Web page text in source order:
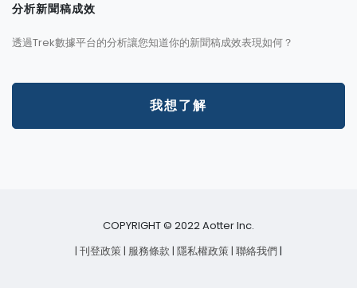
分析新聞稿成效
透過Trek數據平台的分析讓您知道你的新聞稿成效表現如何？
我想了解
COPYRIGHT © 2022 Aotter Inc.
| 刊登政策 | 服務條款 | 隱私權政策 | 聯絡我們 |